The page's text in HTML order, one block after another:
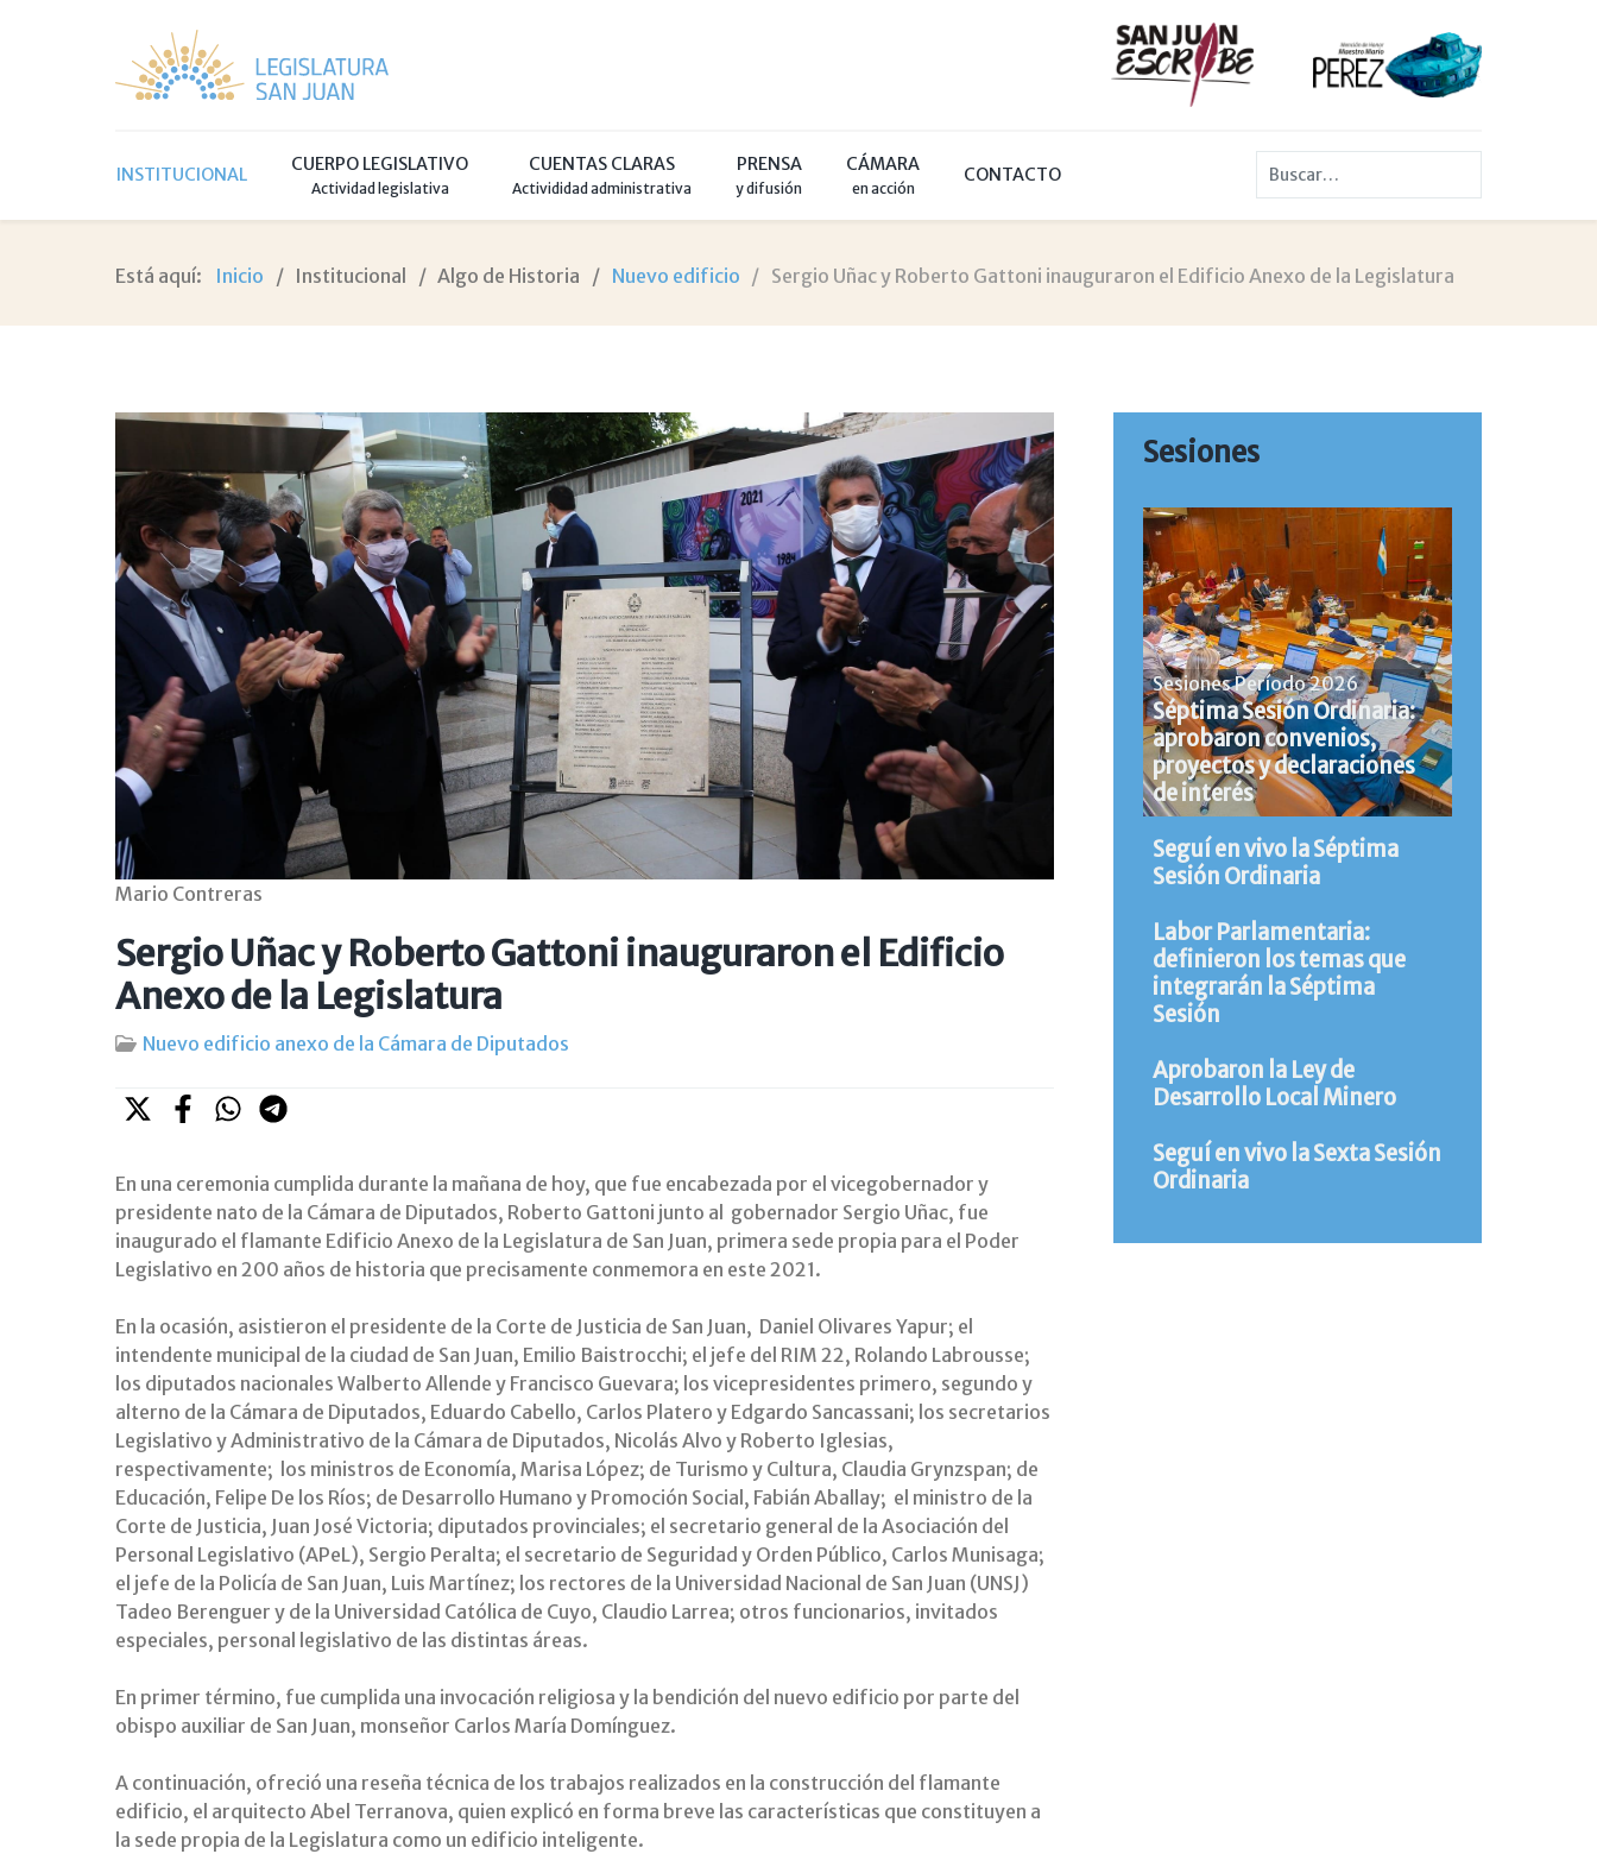
INSTITUCIONAL CUERPO LEGISLATIVO
Actividad legislativa
CUENTAS CLARAS
Activididad administrativa
PRENSA
y difusión
CÁMARA
en acción
CONTACTO Buscar
Está aquí: Inicio Institucional Algo de Historia Nuevo edificio Sergio Uñac y Roberto Gattoni inauguraron el Edificio Anexo de la Legislatura
Mario Contreras
Sergio Uñac y Roberto Gattoni inauguraron el Edificio
Anexo de la Legislatura
Nuevo edificio anexo de la Cámara de Diputados
En una ceremonia cumplida durante la mañana de hoy, que fue encabezada por el vicegobernador y
presidente nato de la Cámara de Diputados, Roberto Gattoni junto al gobernador Sergio Uñac, fue
inaugurado el flamante Edificio Anexo de la Legislatura de San Juan, primera sede propia para el Poder
Legislativo en 200 años de historia que precisamente conmemora en este 2021.
En la ocasión, asistieron el presidente de la Corte de Justicia de San Juan, Daniel Olivares Yapur; el
intendente municipal de la ciudad de San Juan, Emilio Baistrocchi; el jefe del RIM 22, Rolando Labrousse;
los diputados nacionales Walberto Allende y Francisco Guevara; los vicepresidentes primero, segundo y
alterno de la Cámara de Diputados, Eduardo Cabello, Carlos Platero y Edgardo Sancassani; los secretarios
Legislativo y Administrativo de la Cámara de Diputados, Nicolás Alvo y Roberto Iglesias,
respectivamente; los ministros de Economía, Marisa López; de Turismo y Cultura, Claudia Grynzspan; de
Educación, Felipe De los Ríos; de Desarrollo Humano y Promoción Social, Fabián Aballay; el ministro de la
Corte de Justicia, Juan José Victoria; diputados provinciales; el secretario general de la Asociación del
Personal Legislativo (APeL), Sergio Peralta; el secretario de Seguridad y Orden Público, Carlos Munisaga;
el jefe de la Policía de San Juan, Luis Martínez; los rectores de la Universidad Nacional de San Juan (UNSJ)
Tadeo Berenguer y de la Universidad Católica de Cuyo, Claudio Larrea; otros funcionarios, invitados
especiales, personal legislativo de las distintas áreas.
En primer término, fue cumplida una invocación religiosa y la bendición del nuevo edificio por parte del
obispo auxiliar de San Juan, monseñor Carlos María Domínguez.
A continuación, ofreció una reseña técnica de los trabajos realizados en la construcción del flamante
edificio, el arquitecto Abel Terranova, quien explicó en forma breve las características que constituyen a
la sede propia de la Legislatura como un edificio inteligente.
Sesiones
Sesiones Período 2026
Séptima Sesión Ordinaria:
aprobaron convenios,
proyectos y declaraciones
de interés
Seguí en vivo la Séptima
Sesión Ordinaria
Labor Parlamentaria:
definieron los temas que
integrarán la Séptima
Sesión
Aprobaron la Ley de
Desarrollo Local Minero
Seguí en vivo la Sexta Sesión
Ordinaria